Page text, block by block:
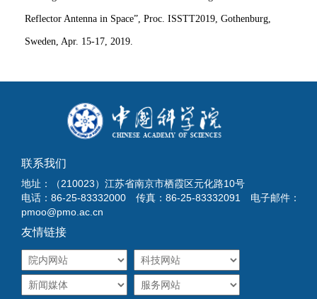
Reflector Antenna in Space”, Proc. ISSTT2019, Gothenburg,
Sweden, Apr. 15-17, 2019.
联系我们
地址：（210023）江苏省南京市栖霞区元化路10号
电话：86-25-83332000 传真：86-25-83332091 电子邮件：
pmoo@pmo.ac.cn
友情链接